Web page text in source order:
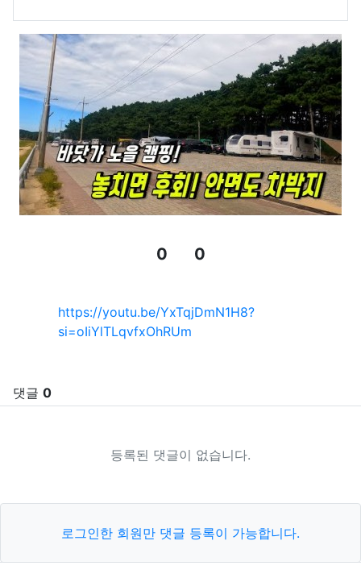
0
0
관련자료https://youtu.be/YxTqjDmN1H8?
si=oIiYlTLqvfxOhRUm
댓글 0
등록된 댓글이 없습니다.
로그인한 회원만 댓글 등록이 가능합니다.